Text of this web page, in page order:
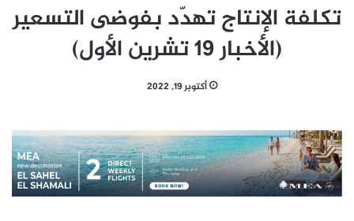
تكلفة الإنتاج تهدّد بفوضى التسعير
(الأخبار 19 تشرين الأول)
أكتوبر 19, 2022